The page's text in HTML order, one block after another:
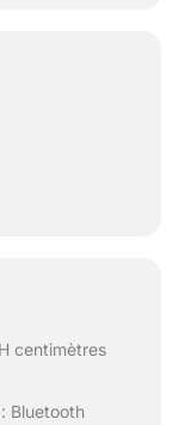
centimètres
Bluetooth